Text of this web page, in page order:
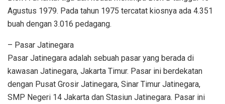
Agustus 1979. Pada tahun 1975 tercatat kiosnya ada 4.351
buah dengan 3.016 pedagang.
– Pasar Jatinegara
Pasar Jatinegara adalah sebuah pasar yang berada di
kawasan Jatinegara, Jakarta Timur. Pasar ini berdekatan
dengan Pusat Grosir Jatinegara, Sinar Timur Jatinegara,
SMP Negeri 14 Jakarta dan Stasiun Jatinegara. Pasar ini